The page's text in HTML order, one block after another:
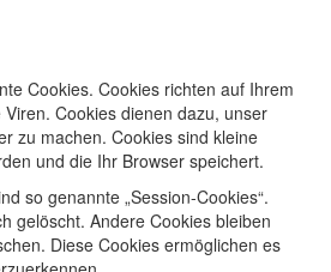
Cookies. Cookies richten auf Ihrem
Cookies dienen dazu, unser
zu machen. Cookies sind kleine
und die Ihr Browser speichert.
so genannte „Session-Cookies“.
gelöscht. Andere Cookies bleiben
Diese Cookies ermöglichen es